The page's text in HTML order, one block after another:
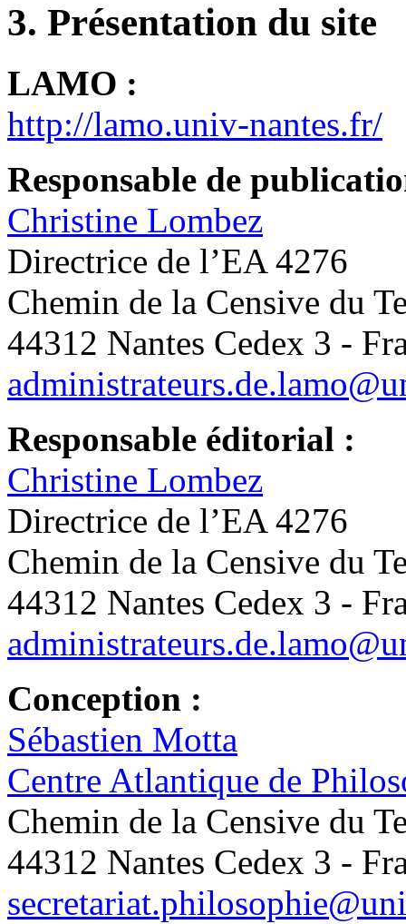
3. Présentation du site
LAMO :
http://lamo.univ-nantes.fr/
Responsable de
Christine Lombez
Directrice de l’EA 4276
Chemin de la Censive du
44312 Nantes Cedex 3 -
Responsable éditorial :
Christine Lombez
Directrice de l’EA 4276
Chemin de la Censive du
44312 Nantes Cedex 3 -
Conception :
Sébastien Motta
Centre Atlantique de
Chemin de la Censive du
44312 Nantes Cedex 3 -